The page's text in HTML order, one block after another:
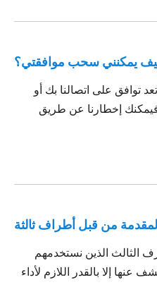
يمكنني سحب موافقتي؟
توافق على اتصالنا بك أو
إخطارنا عن طريق
من قبل أطراف ثالثة
الثالث الذين نستخدمهم
عنها إلا بالقدر اللازم لأداء